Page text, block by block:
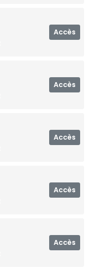
Accès
Accès
Accès
Accès
Accès